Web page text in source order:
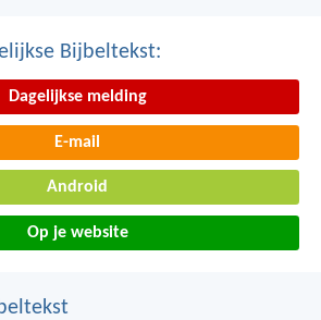
Bijbeltekst:
Dagelijkse melding
E-mail
Android
Op je website